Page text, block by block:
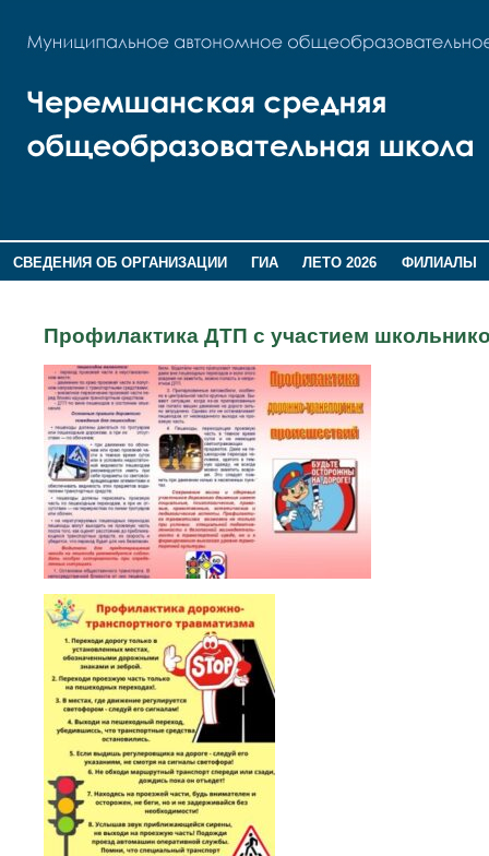
СВЕДЕНИЯ ОБ ОРГАНИЗАЦИИ ГИА ЛЕТО 2026
ФИЛИАЛЫ
Профилактика ДТП с участием